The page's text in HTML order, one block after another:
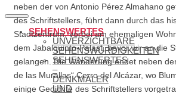
SEHENSWERTES
UNVERZICHTBARE
SEHENSWÜRDIGKEITEN
SEHENSWERTES
–
DENKMÄLER
UND
neben der von Antonio Pérez Almahano
des Schriftstellers, führt dann durch das
Stadtzentrum, vorbei am ehemaligen
dem Jabalquinto-Palast, bevor wir an die
gelangen. Die Wanderung endet neben
de las Murallas“ Cerro del Alcázar, wo
einige Gedichte des Schriftstellers